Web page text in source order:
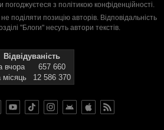
погоджуєтеся з політикою конфіденційності.
поділяти позицію авторів. Відповідальність
"Блоги" несуть автори текстів.
Відвідуваність
вчора
657 660
місяць
12 586 370